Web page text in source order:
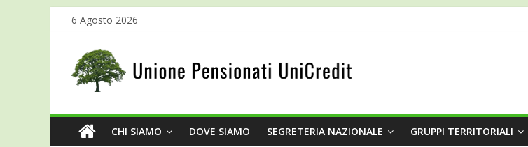
6 Agosto 2026
CHI SIAMO DOVE SIAMO SEGRETERIA NAZIONALE GRUPPI TERRITORIALI